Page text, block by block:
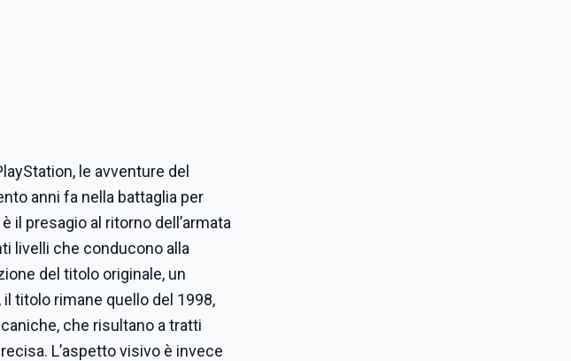
le avventure del
anni fa nella battaglia per
il presagio al ritorno dell’armata
livelli che conducono alla
del titolo originale, un
titolo rimane quello del 1998,
che risultano a tratti
L’aspetto visivo è invece